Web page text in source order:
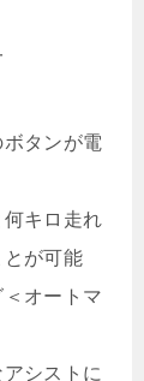
タンが電
何キロ走れ
が可能
オートマ
シストに